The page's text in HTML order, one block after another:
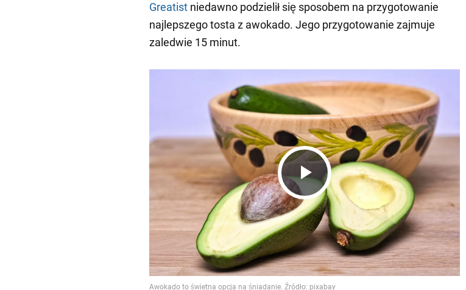
Greatist niedawno podzielił się sposobem na przygotowanie
najlepszego tosta z awokado. Jego przygotowanie zajmuje
zaledwie 15 minut.
Play
Video